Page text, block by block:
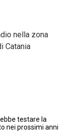
nella zona
Catania
testare la
nei prossimi anni